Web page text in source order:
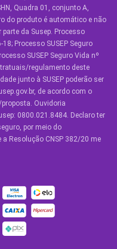
Quadra 01, conjunto A,
do produto é automático e não
da Susep. Processo
Processo SUSEP Seguro
SUSEP Seguro Vida nº
regulamento deste
junto à SUSEP poderão ser
de acordo com o
Ouvidoria
0800.021.8484. Declaro ter
por meio do
Resolução CNSP 382/20 me